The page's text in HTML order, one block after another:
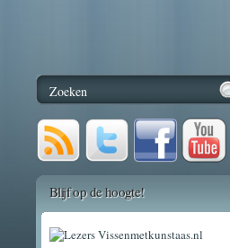
Blijf op de hoogte!